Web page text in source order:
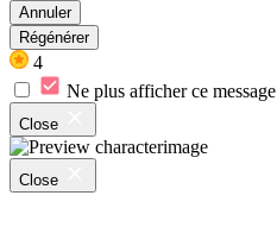
Annuler
Régénérer
4
Ne plus afficher ce message
Close
Close